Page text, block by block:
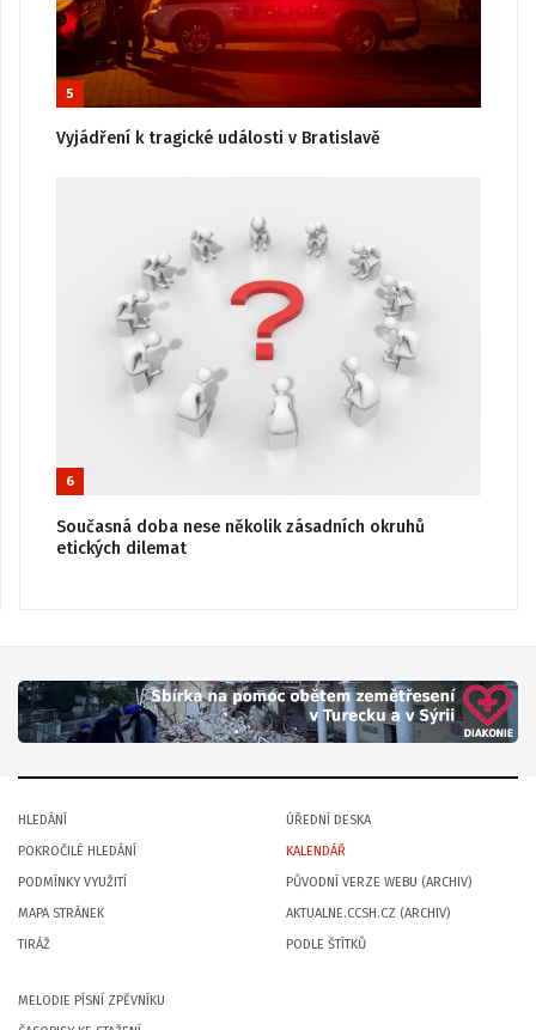
5
Vyjádření k tragické události v Bratislavě
6
Současná doba nese několik zásadních okruhů
etických dilemat
HLEDÁNÍ
POKROČILÉ HLEDÁNÍ
PODMÍNKY VYUŽITÍ
MAPA STRÁNEK
TIRÁŽ
ÚŘEDNÍ DESKA
KALENDÁŘ
PŮVODNÍ VERZE WEBU (ARCHIV)
AKTUALNE.CCSH.CZ (ARCHIV)
PODLE ŠTÍTKŮ
MELODIE PÍSNÍ ZPĚVNÍKU